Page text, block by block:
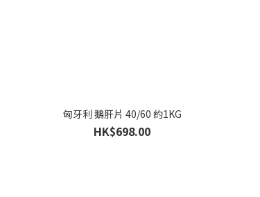
匈牙利 鵝肝片 40/60 約1KG
HK$698.00